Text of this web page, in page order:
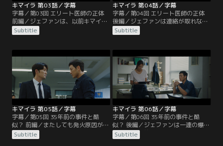
キマイラ 第03話／字幕
字幕／第03回 エリート医師の正体
前編／ジェファンは、以前キマイラ
事件の担当地域に配属されていたハ
ン班長に事件について尋ねるが、班
場でワンギと会っていた医師ジュン
ヨプがワンギの車を尾行している映
像を確認。ジュンヨプのもとを訪ね
て事情を聞くが、ワンギのことは知
らないと言う。
Subtitle
キマイラ 第04話／字幕
字幕／第04回 エリート医師の正体
後編／ジェファンは連絡が取れなく
なったハン班長の家を訪ねるがそこ
に班長の姿はなく、部屋で黒焦げに
の事件記録の作成者がハン班長だっ
たことが分かる。ようやく監禁され
ているハン班長を見つけたジェファ
ンだったが、目の前で爆発が起こり
ハン班長は炎に包まれる。
Subtitle
キマイラ 第05話／字幕
字幕／第05回 35年前の事件と酷
似？ 前編／またしても発火原因が分
からない爆発事件。ハン班長の遺体
からはキマイラの絵が施されたライ
Subtitle
キマイラ 第06話／字幕
字幕／第06回 35年前の事件と酷
似？ 後編／ジェファンは一連の爆発
事件が35年前のキマイラ事件と酷似
していることを説明し、容疑者とし
Subtitle